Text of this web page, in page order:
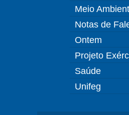
Meio
Notas de
Ontem
Projeto
Saúde
Unifeg